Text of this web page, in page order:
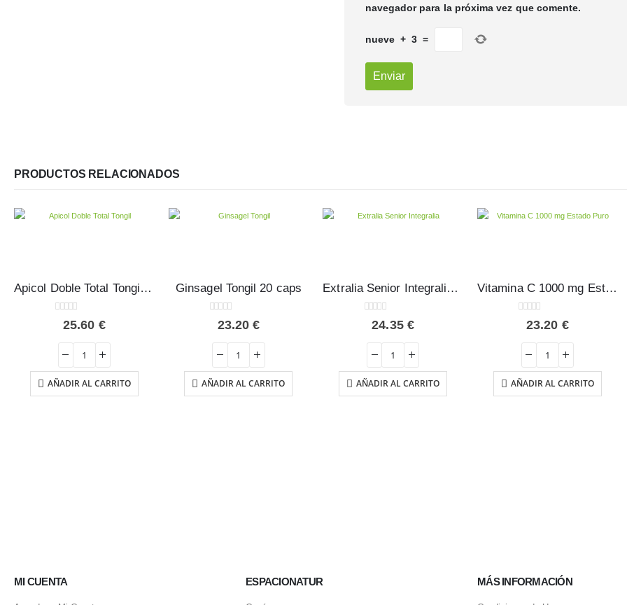
navegador para la próxima vez que comente.
nueve + 3 =
PRODUCTOS RELACIONADOS
Apicol Doble Total Tongil 14 viales
out of 5
25.60 €
AÑADIR AL CARRITO
Ginsagel Tongil 20 caps
out of 5
23.20€
AÑADIR AL CARRITO
Extralia Senior Integralia 20 viales
out of 5
24.35 €
AÑADIR AL CARRITO
Vitamina C 1000 mg Estado Puro 100 comprimidos
out of 5
23.20 €
AÑADIR AL CARRITO
MI CUENTA ESPACIONATUR MÁS INFORMACIÓN